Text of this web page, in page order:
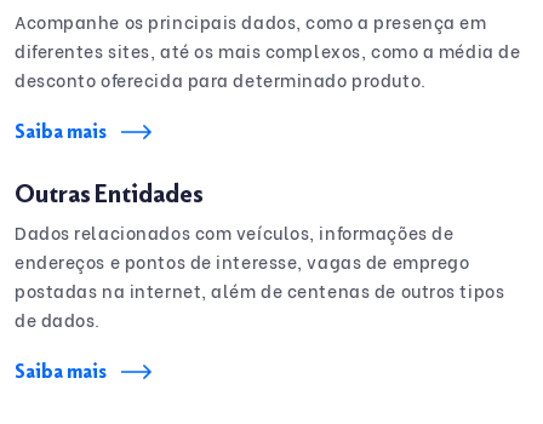
Acompanhe os principais dados, como a presença em
diferentes sites, até os mais complexos, como a média de
desconto oferecida para determinado produto.
Saiba mais
Outras Entidades
Dados relacionados com veículos, informações de
endereços e pontos de interesse, vagas de emprego
postadas na internet, além de centenas de outros tipos
de dados.
Saiba mais